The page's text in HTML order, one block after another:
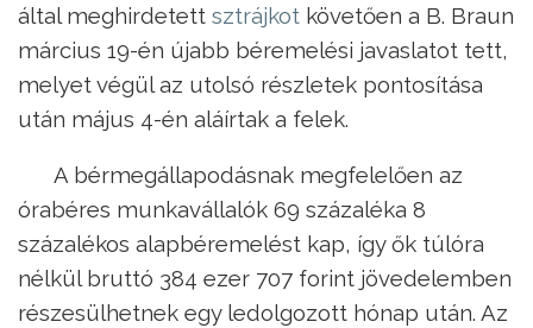
által meghirdetett sztrájkot követően a B. Braun
március 19-én újabb béremelési javaslatot tett,
melyet végül az utolsó részletek pontosítása
után május 4-én aláírtak a felek.
A bérmegállapodásnak megfelelően az
órabéres munkavállalók 69 százaléka 8
százalékos alapbéremelést kap, így ők túlóra
nélkül bruttó 384 ezer 707 forint jövedelemben
részesülhetnek egy ledolgozott hónap után. Az